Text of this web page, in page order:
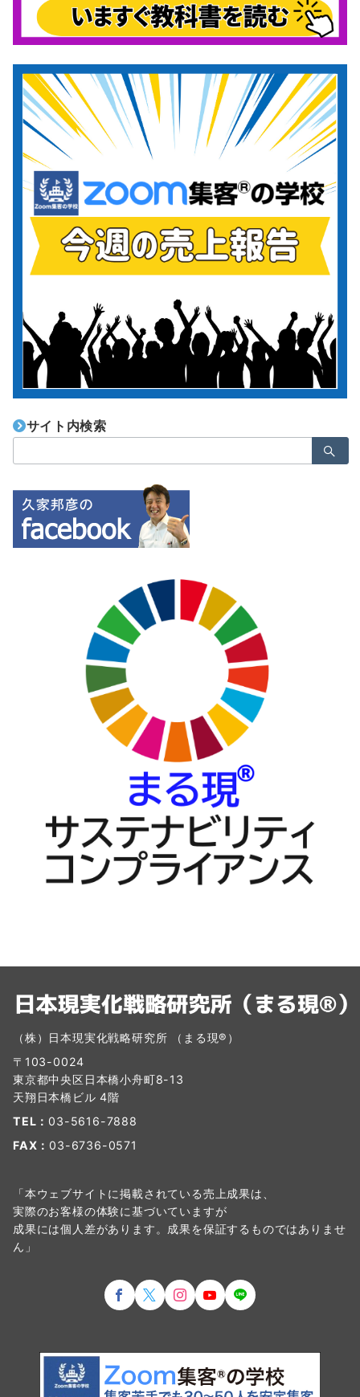
サイト内検索
索：
（株）日本現実化戦略研究所 （まる現®）
〒103-0024
東京都中央区日本橋小舟町8-13
天翔日本橋ビル 4階
TEL： 03-5616-7888
FAX： 03-6736-0571
「本ウェブサイトに掲載されている売上成果は、
実際のお客様の体験に基づいていますが
成果には個人差があります。成果を保証するものではありませ
ん」